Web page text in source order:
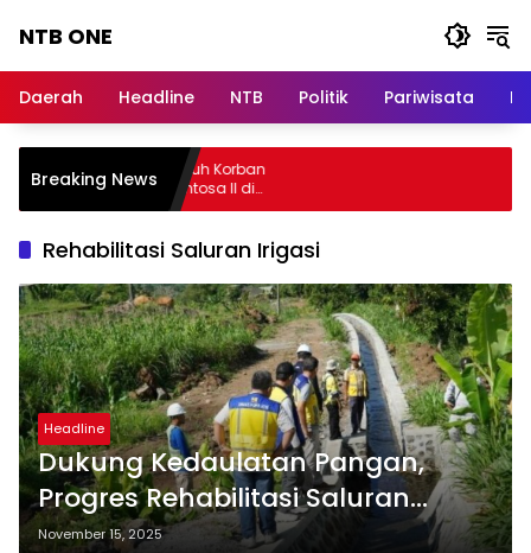
NTB ONE
dan
Lombok
Daerah Headline NTB Politik Pariwisata
Breaking News
Raharja Jamin Seluruh Korban
KM Mutiara Sentosa II di
Sumenep
Rehabilitasi Saluran Irigasi
Headline
Dukung Kedaulatan Pangan,
Progres Rehabilitasi Saluran
Irigasi di NTB Melesat
November 15, 2025